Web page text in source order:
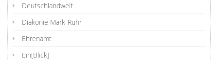
Deutschlandweit
Diakonie Mark-Ruhr
Ehrenamt
Ein[Blick]